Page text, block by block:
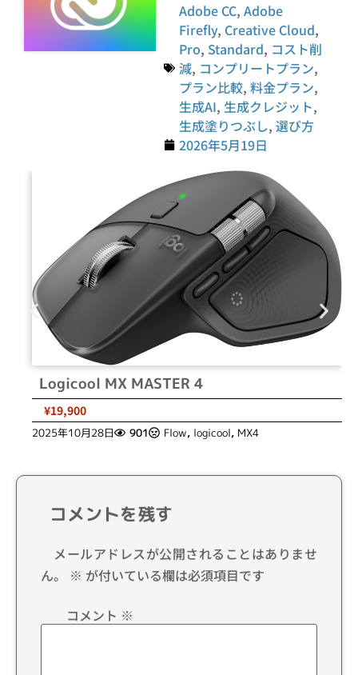
Adobe CC,Adobe
Firefly, Creative Cloud,
Pro, Standard, コスト削
減, コンプリートプラン,
プラン比較,料金プラン,
生成AI, 生成クレジット,
生成塗りつぶし,選び方
2026年5月19日
Logicool MX MASTER 4
¥19,900
2025年10月28日 901 Flow, logicool, MX4
コメントを残す
メールアドレスが公開されることはありませ
ん。
※ が付いている欄は必須項目です
コメント ※